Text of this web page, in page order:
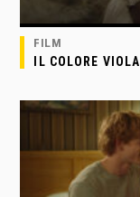
FILM
IL COLORE VIOLA